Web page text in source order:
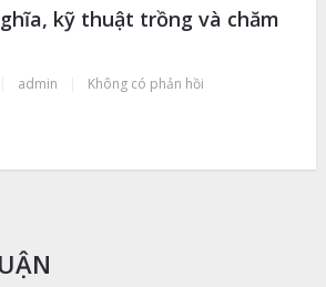
kỹ thuật trồng và chăm
admin Không có phản hồi